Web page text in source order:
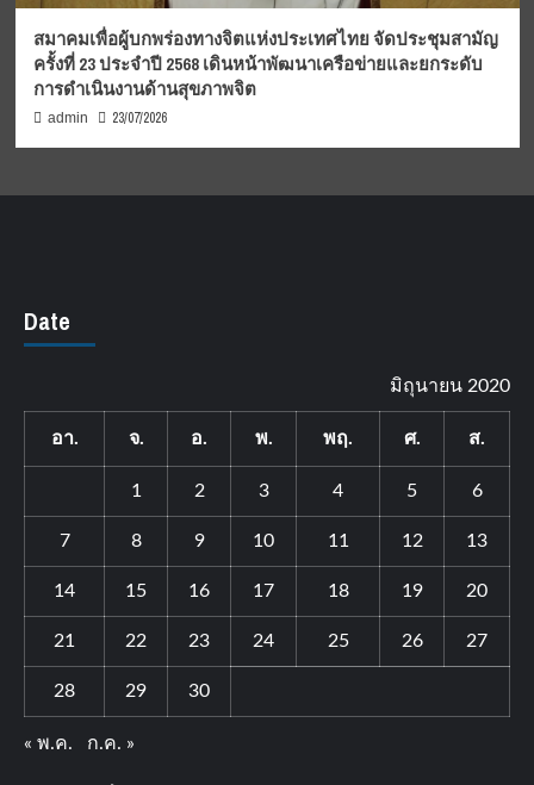
สมาคมเพื่อผู้บกพร่องทางจิตแห่งประเทศไทย จัดประชุมสามัญ
ครั้งที่ 23 ประจำปี 2568 เดินหน้าพัฒนาเครือข่ายและยกระดับ
การดำเนินงานด้านสุขภาพจิต
admin 23/07/2026
Date
มิถุนายน 2020
อา. จ. อ. พ. พฤ. ศ. ส.
1 2 3 4 5 6
7 8 9 10 11 12 13
14 15 16 17 18 19 20
21 22 23 24 25 26 27
28 29 30
« พ.ค. ก.ค. »